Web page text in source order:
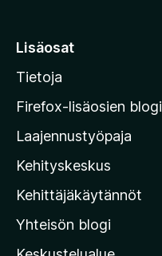
r
y
M
z
i
l
a
Lisäosat
Tietoja
Firefox-lisäosien blogi
Laajennustyöpaja
Kehityskeskus
Kehittäjäkäytännöt
Yhteisön blogi